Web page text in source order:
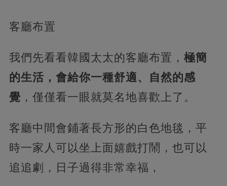
客廳布置
我們先看看韓國太太的客廳布置， 極簡
的生活，會給你一種舒適、自然的感
覺 ，僅僅看一眼就莫名地喜歡上了。
客廳中間會鋪著長方形的白色地毯，平
時一家人可以坐上面嬉戲打鬧，也可以
追追劇，日子過得非常幸福，